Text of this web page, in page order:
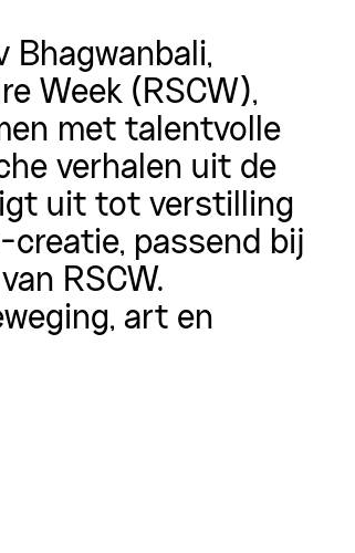
Bhagwanbali,
Week (RSCW),
met talentvolle
verhalen uit de
uit tot verstilling
creatie, passend bij
RSCW.
art en